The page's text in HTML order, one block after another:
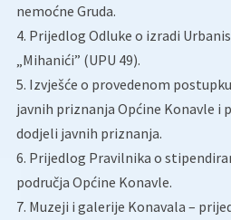
nemoćne Gruda.
4. Prijedlog Odluke o izradi
„Mihanići” (UPU 49).
5. Izvješće o provedenom
javnih priznanja Općine Konavle i
dodjeli javnih priznanja.
6. Prijedlog Pravilnika o
područja Općine Konavle.
7. Muzeji i galerije Konavala –